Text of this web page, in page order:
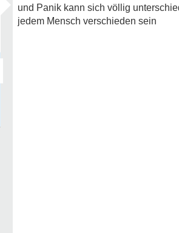
und Panik kann sich völlig
jedem Mensch verschieden sein